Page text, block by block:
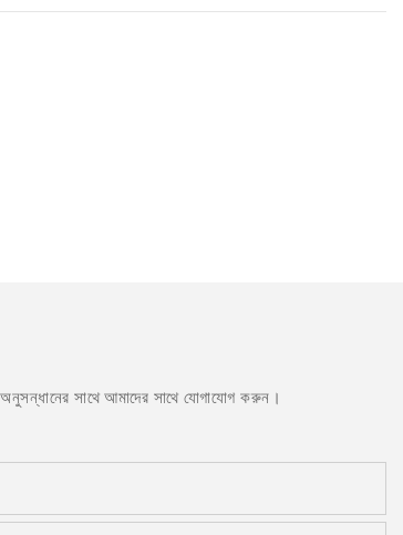
সাথে আমাদের সাথে যোগাযোগ করুন।